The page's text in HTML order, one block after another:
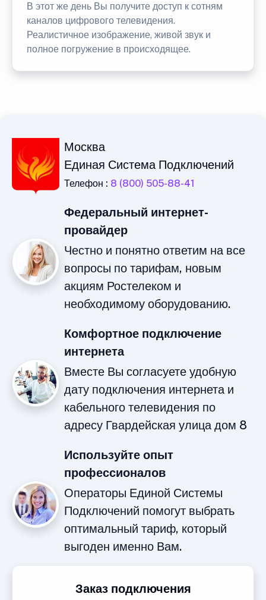
В этот же день Вы получите доступ к сотням
каналов цифрового телевидения.
Реалистичное изображение, живой звук и
полное погружение в происходящее.
Москва
Единая Система Подключений
Телефон : 8 (800) 505-88-41
Федеральный интернет-
провайдер
Честно и понятно ответим на все
вопросы по тарифам, новым
акциям Ростелеком и
необходимому оборудованию.
Комфортное подключение
интернета
Вместе Вы согласуете удобную
дату подключения интернета и
кабельного телевидения по
адресу Гвардейская улица дом 8
Используйте опыт
профессионалов
Операторы Единой Системы
Подключений помогут выбрать
оптимальный тариф, который
выгоден именно Вам.
Заказ подключения